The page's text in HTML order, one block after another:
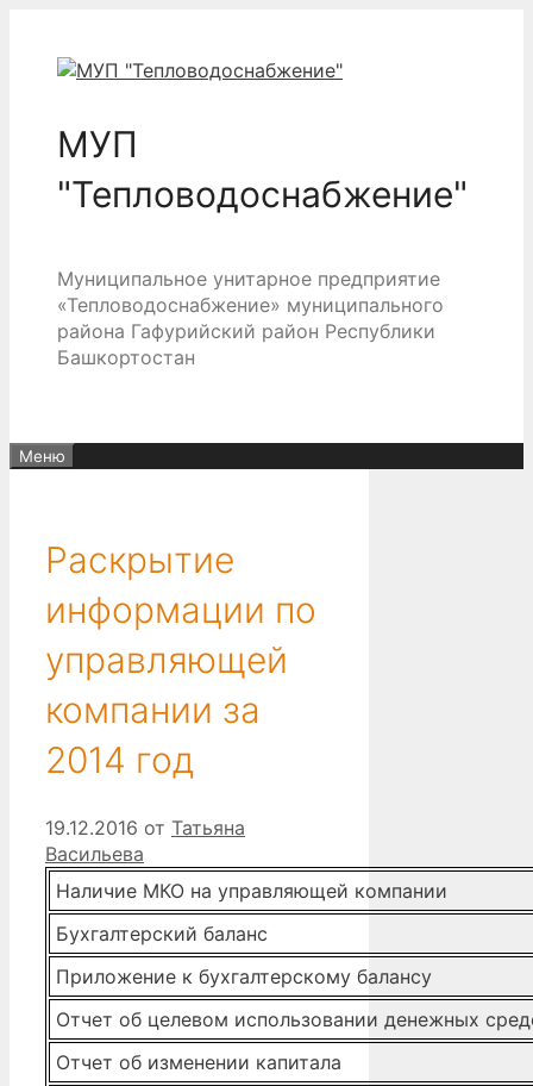
содержимому
МУП
"Тепловодоснабжение"
Муниципальное унитарное предприятие
«Тепловодоснабжение» муниципального
района Гафурийский район Республики
Башкортостан
Меню
Раскрытие
информации по
управляющей
компании за
2014 год
19.12.2016 от Татьяна
Васильева
Наличие МКО на управляющей компании
Бухгалтерский баланс
Приложение к бухгалтерскому балансу
Отчет об целевом использовании денежных
Отчет об изменении капитала